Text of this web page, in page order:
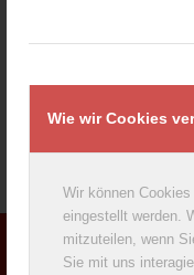
Wie wir Cookies
Wir können
eingestellt werden.
mitzuteilen, wenn
Sie mit uns